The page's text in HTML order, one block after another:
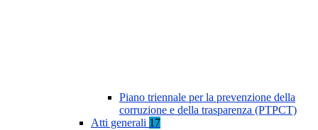
Piano triennale per la prevenzione della
corruzione e della trasparenza (PTPCT)
Atti generali 17